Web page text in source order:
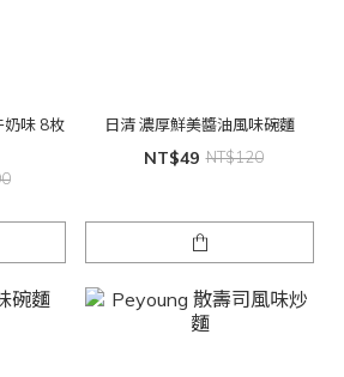
奶味 8枚
日清 濃厚鮮美醬油風味碗麵
NT$49 NT$120